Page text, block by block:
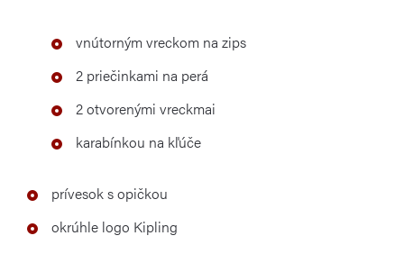
vnútorným vreckom na zips
2 priečinkami na perá
2 otvorenými vreckmai
karabínkou na kľúče
prívesok s opičkou
okrúhle logo Kipling